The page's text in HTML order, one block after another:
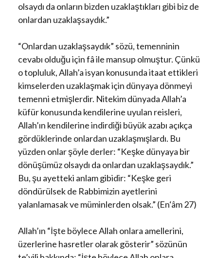
olsaydı da onların bizden uzaklaştıkları gibi biz de
onlardan uzaklaşsaydık.”
“Onlardan uzaklaşsaydık” sözü, temenninin
cevabı olduğu için fâ ile mansup olmuştur. Çünkü
o topluluk, Allah’a isyan konusunda itaat ettikleri
kimselerden uzaklaşmak için dünyaya dönmeyi
temenni etmişlerdir. Nitekim dünyada Allah’a
küfür konusunda kendilerine uyulan reisleri,
Allah’ın kendilerine indirdiği büyük azabı açıkça
gördüklerinde onlardan uzaklaşmışlardı. Bu
yüzden onlar şöyle derler: “Keşke dünyaya bir
dönüşümüz olsaydı da onlardan uzaklaşsaydık.”
Bu, şu ayetteki anlam gibidir: “Keşke geri
döndürülsek de Rabbimizin ayetlerini
yalanlamasak ve müminlerden olsak.” (En‘âm 27)
Allah’ın “İşte böylece Allah onlara amellerini,
üzerlerine hasretler olarak gösterir” sözünün